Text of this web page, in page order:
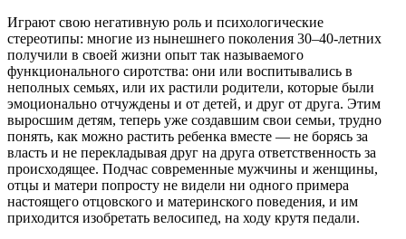
Играют свою негативную роль и психологические
стереотипы: многие из нынешнего поколения 30–40-летних
получили в своей жизни опыт так называемого
функционального сиротства: они или воспитывались в
неполных семьях, или их растили родители, которые были
эмоционально отчуждены и от детей, и друг от друга. Этим
выросшим детям, теперь уже создавшим свои семьи, трудно
понять, как можно растить ребенка вместе — не борясь за
власть и не перекладывая друг на друга ответственность за
происходящее. Подчас современные мужчины и женщины,
отцы и матери попросту не видели ни одного примера
настоящего отцовского и материнского поведения, и им
приходится изобретать велосипед, на ходу крутя педали.